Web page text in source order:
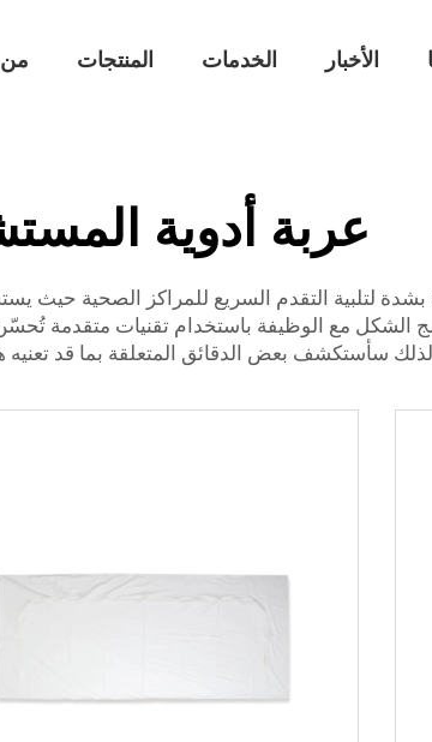
المنتجات الخدمات الأخبار
عربة أدوية
التقدم السريع للمراكز الصحية حيث
الشكل مع الوظيفة باستخدام تقنيات متقدمة
سأستكشف بعض الدقائق المتعلقة بما قد تعنيه